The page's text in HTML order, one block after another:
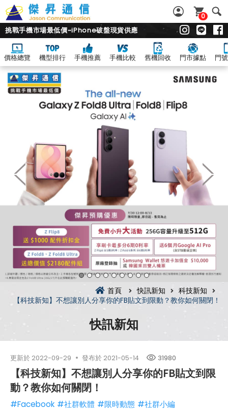
0
挑戰手機市場最低價~iPhone破盤現貨供應
價格總覽 機型排行 手機推薦 手機比較 舊機回收 門市據點 門
首頁 快訊新知
科技新知
【科技新知】不想讓別人分享你的FB貼文到限動？教你如何關閉！
快訊新知
更新於 2022-09-29 發布於 2021-05-14 31980
【科技新知】不想讓別人分享你的FB貼文到限
動？教你如何關閉！
#Facebook #社群軟體 #限時動態 #社群小編